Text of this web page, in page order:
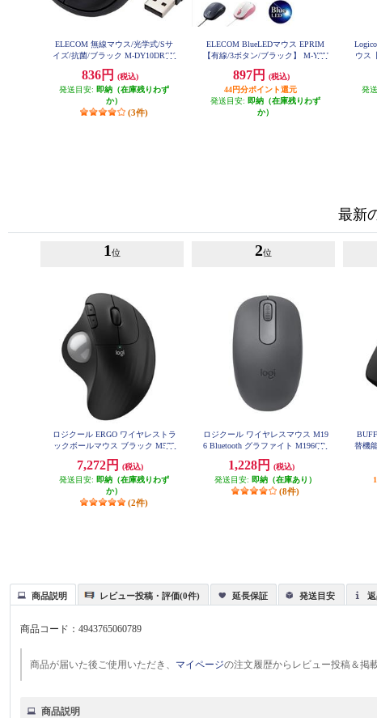
ELECOM 無線マウス/光学式/Sサ
イズ/抗菌/ブラック M-DY10DRSK
836円
(税込)
発送目安: 即納（在庫残りわず
か）
(3件)
ELECOM BlueLEDマウス EPRIM
【有線/3ボタン/ブラック】 M-Y8U
897円
(税込)
44円分ポイント還元
発送目安: 即納（在庫残りわず
か）
ウス
発
最新
1 位
ロジクール ERGO ワイヤレストラ
ックボールマウス ブラック M575
7,272円
(税込)
発送目安: 即納（在庫残りわず
か）
(2件)
2位
ロジクール ワイヤレスマウス M19
6 Bluetooth グラファイト M196GR
1,228円
(税込)
発送目安: 即納（在庫あり）
(8件)
替機
商品説明 レビュー投稿・評価(0件) 延長保証 発送目安
商品コード：4943765060789
商品が届いた後ご使用いただき、 マイページの注文履歴からレビュー投稿＆掲
商品説明